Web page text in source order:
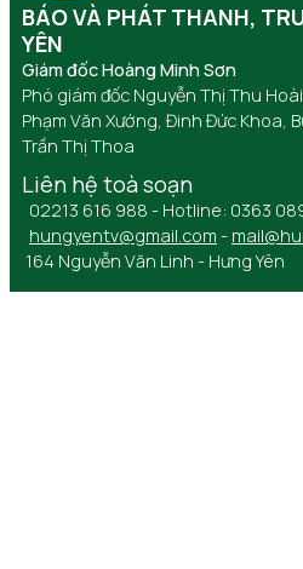
BÁO VÀ PHÁT THANH,
YÊN
Giám đốc Hoàng Minh Sơn
Phó giám đốc Nguyễn Thị Thu
Phạm Văn Xướng, Đinh Đức Khoa,
Trần Thị Thoa
Liên hệ toà soạn
02213 616 988 - Hotline: 0363
hungyentv@gmail.com -
164 Nguyễn Văn Linh - Hưng Yên